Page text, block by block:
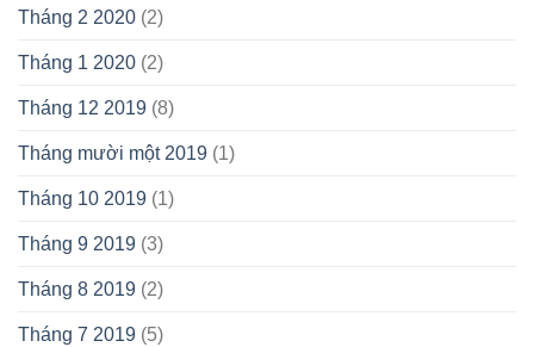
Tháng 2 2020 (2)
Tháng 1 2020 (2)
Tháng 12 2019 (8)
Tháng mười một 2019 (1)
Tháng 10 2019 (1)
Tháng 9 2019 (3)
Tháng 8 2019 (2)
Tháng 7 2019 (5)